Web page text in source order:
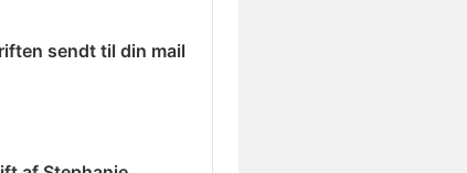
sendt til din mail